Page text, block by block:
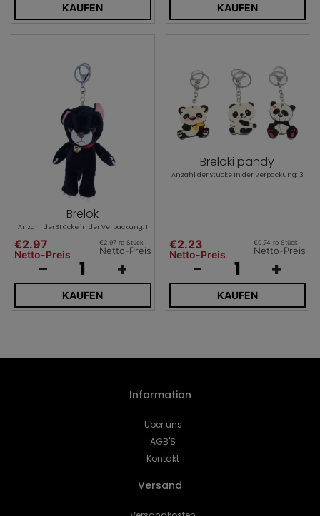
KAUFEN KAUFEN
Brelok
Anzahl der Stücke in der Verpackung: 1
€2.97
Netto-Preis
€2.97 ro Stück
Netto-Preis
- +
KAUFEN
Breloki pandy
Anzahl der Stücke in der Verpackung: 3
€2.23
Netto-Preis
€0.74 ro Stück
Netto-Preis
- +
KAUFEN
Information
Über uns
AGB'S
Kontakt
Versand